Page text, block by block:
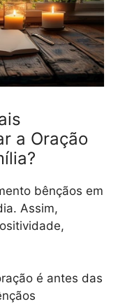
a Oração
bênçãos em
Assim,
é antes das